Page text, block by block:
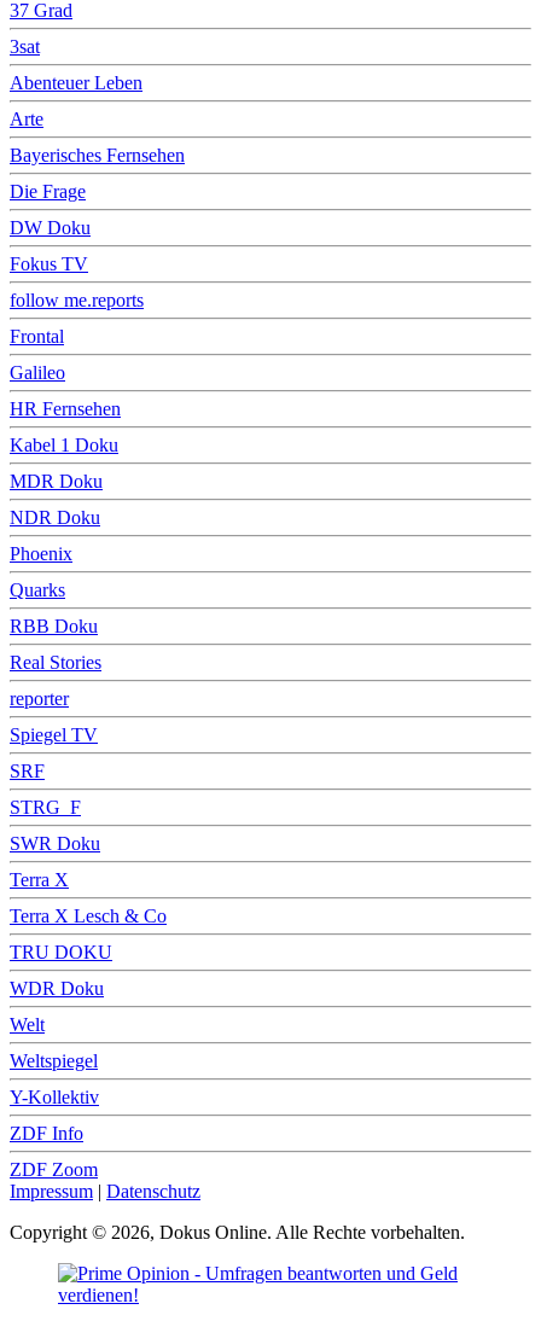
37 Grad
3sat
Abenteuer Leben
Arte
Bayerisches Fernsehen
Die Frage
DW Doku
Fokus TV
follow me.reports
Frontal
Galileo
HR Fernsehen
Kabel 1 Doku
MDR Doku
NDR Doku
Phoenix
Quarks
RBB Doku
Real Stories
reporter
Spiegel TV
SRF
STRG_F
SWR Doku
Terra X
Terra X Lesch & Co
TRU DOKU
WDR Doku
Welt
Weltspiegel
Y-Kollektiv
ZDF Info
ZDF Zoom
Impressum | Datenschutz
Copyright © 2026, Dokus Online. Alle Rechte vorbehalten.